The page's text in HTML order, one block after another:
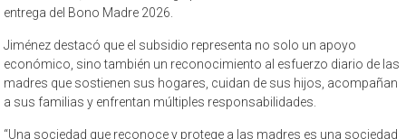
entrega del Bono Madre 2026.
Jiménez destacó que el subsidio representa no solo un apoyo
económico, sino también un reconocimiento al esfuerzo diario de las
madres que sostienen sus hogares, cuidan de sus hijos, acompañan
a sus familias y enfrentan múltiples responsabilidades.
“Una sociedad que reconoce y protege a las madres es una sociedad